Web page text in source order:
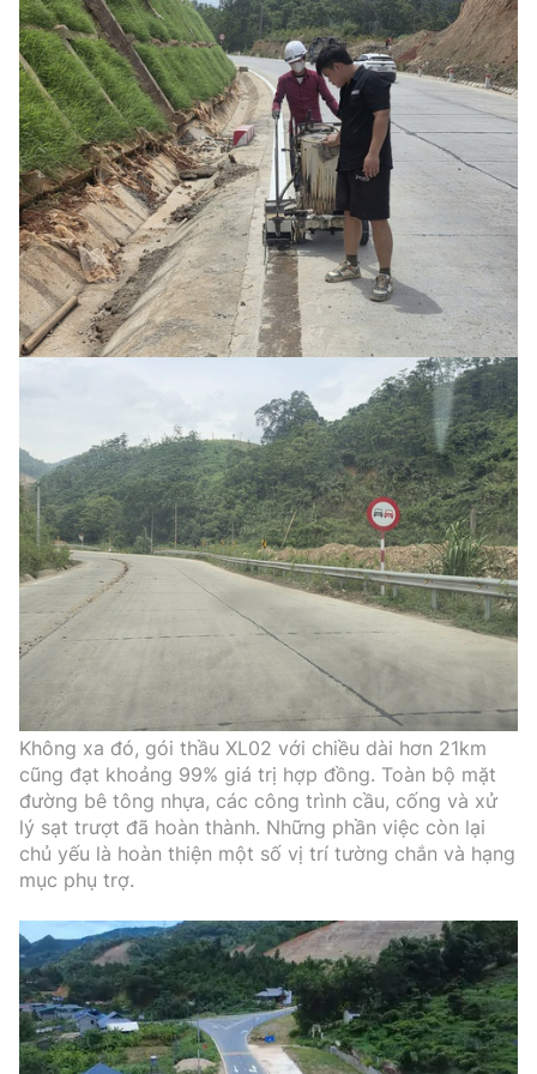
Không xa đó, gói thầu XL02 với chiều dài hơn 21km
cũng đạt khoảng 99% giá trị hợp đồng. Toàn bộ mặt
đường bê tông nhựa, các công trình cầu, cống và xử
lý sạt trượt đã hoàn thành. Những phần việc còn lại
chủ yếu là hoàn thiện một số vị trí tường chắn và hạng
mục phụ trợ.